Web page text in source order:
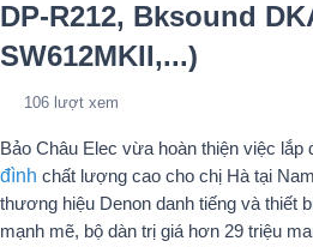
DP-R212, Bksound
SW612MKII,...)
106 lượt xem
Bảo Châu Elec vừa hoàn thiện việc lắp
đình chất lượng cao cho chị Hà tại
thương hiệu Denon danh tiếng và thiết
mạnh mẽ, bộ dàn trị giá hơn 29 triệu